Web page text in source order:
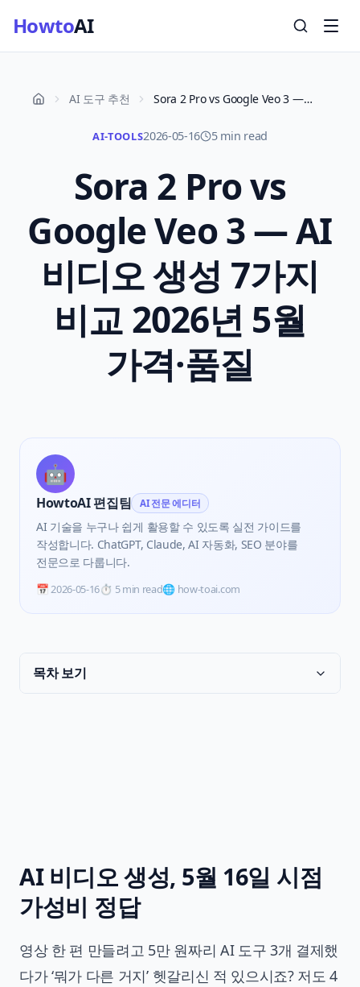
HowtoAI
AI 도구 추천 Sora 2 Pro vs Google Veo 3 — AI 비디오 생성 7가지 비교 2026년 5월 가격·품질
AI-TOOLS2026-05-16 5 min read
Sora 2 Pro vs
Google Veo 3 — AI
비디오 생성 7가지
비교 2026년 5월
가격·품질
🤖
HowtoAI 편집팀 AI 전문 에디터
AI 기술을 누구나 쉽게 활용할 수 있도록 실전 가이드를
작성합니다. ChatGPT, Claude, AI 자동화, SEO 분야를
전문으로 다룹니다.
📅2026-05-16⏱️ 5 min read🌐 how-toai.com
목차 보기
AI 비디오 생성, 5월 16일 시점
가성비 정답
영상 한 편 만들려고 5만 원짜리 AI 도구 3개 결제했
다가 ‘뭐가 다른 거지’ 헷갈리신 적 있으시죠? 저도 4